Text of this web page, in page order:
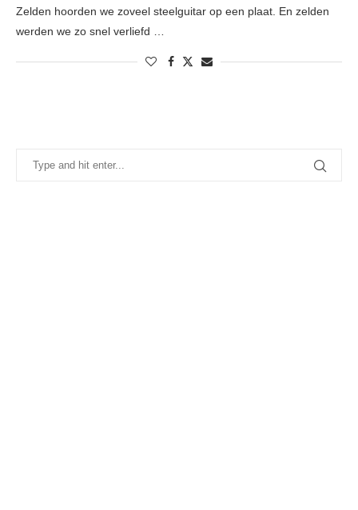
Zelden hoorden we zoveel steelguitar op een plaat. En zelden
werden we zo snel verliefd …